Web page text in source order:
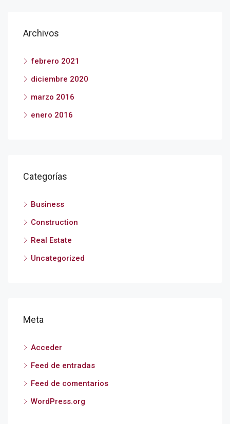
Archivos
febrero 2021
diciembre 2020
marzo 2016
enero 2016
Categorías
Business
Construction
Real Estate
Uncategorized
Meta
Acceder
Feed de entradas
Feed de comentarios
WordPress.org